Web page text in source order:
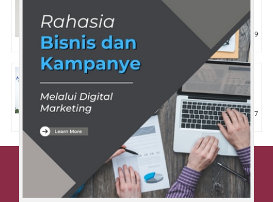
Rahasia Kulit Pria Tetap Fresh, Tren
Skincare yang Makin Digemari
Kecantikan 4 Mei 2026 | 649
Jurusan Agribisnis Bandung: Kuliah
Terjangkau, Magang Praktis, dan Lulusan
Siap Berwirausaha
Tips 3 Jan 2026 | 317
Beranda Tentang Kami
Disclaimer